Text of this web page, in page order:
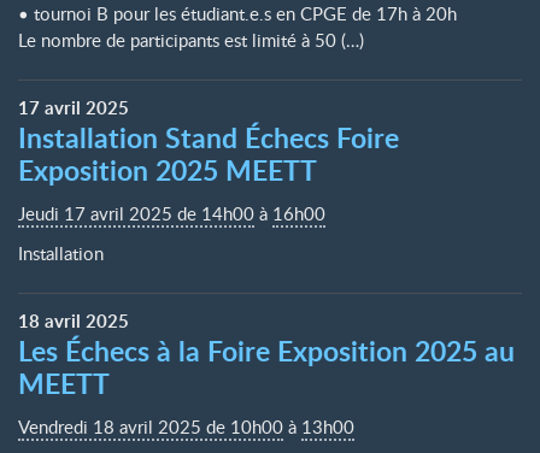
• tournoi B pour les étudiant.e.s en CPGE de 17h à 20h
Le nombre de participants est limité à 50 (…)
17avril 2025
Installation Stand Échecs Foire
Exposition 2025 MEETT
Jeudi 17 avril 2025 de 14h00 à 16h00
Installation
18 avril 2025
Les Échecs à la Foire Exposition 2025 au
MEETT
Vendredi 18 avril 2025 de 10h00 à 13h00